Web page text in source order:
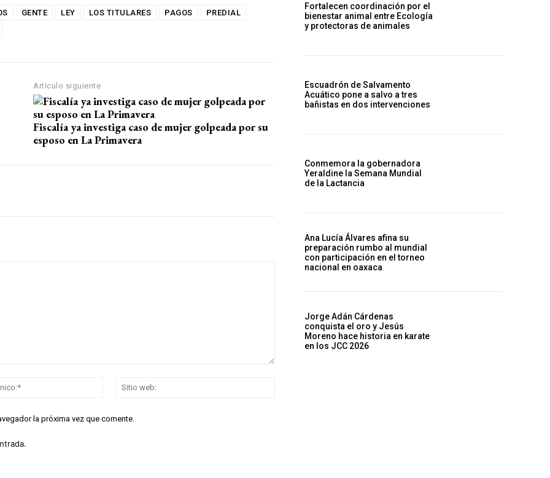
GENTE LEY LOS TITULARES PAGOS
PREDIAL
Artículo siguiente
Fiscalía ya investiga caso de mujer golpeada por su
esposo en La Primavera
Correo
la próxima vez que comente.
Fortalecen coordinación por el
bienestar animal entre Ecología
y protectoras de animales
Escuadrón de Salvamento
Acuático pone a salvo a tres
bañistas en dos intervenciones
Conmemora la gobernadora
Yeraldine la Semana Mundial
de la Lactancia
Ana Lucía Álvares afina su
preparación rumbo al mundial
con participación en el torneo
nacional en oaxaca
Jorge Adán Cárdenas
conquista el oro y Jesús
Moreno hace historia en karate
en los JCC 2026